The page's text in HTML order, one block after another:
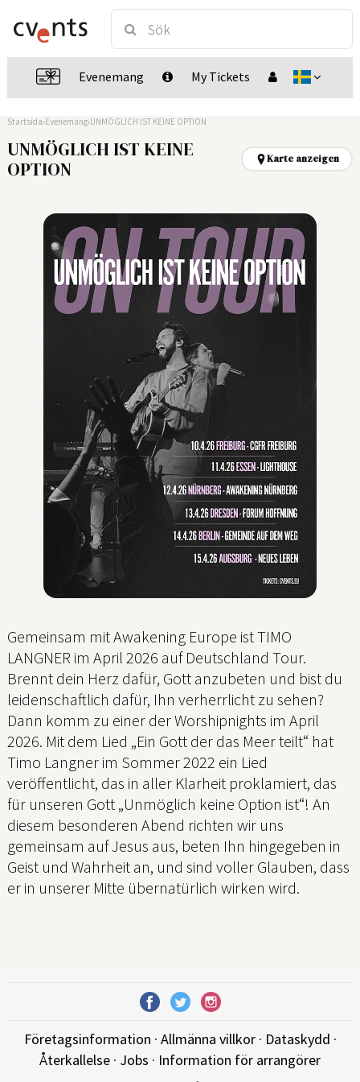
Evenemang My Tickets
Startsida Evenemang UNMÖGLICH IST KEINE OPTION
UNMÖGLICH IST KEINE
OPTION
Karte anzeigen
Gemeinsam mit Awakening Europe ist TIMO
LANGNER im April 2026 auf Deutschland Tour.
Brennt dein Herz dafür, Gott anzubeten und bist du
leidenschaftlich dafür, Ihn verherrlicht zu sehen?
Dann komm zu einer der Worshipnights im April
2026. Mit dem Lied „Ein Gott der das Meer teilt“ hat
Timo Langner im Sommer 2022 ein Lied
veröffentlicht, das in aller Klarheit proklamiert, das
für unseren Gott „Unmöglich keine Option ist“! An
diesem besonderen Abend richten wir uns
gemeinsam auf Jesus aus, beten Ihn hingegeben in
Geist und Wahrheit an, und sind voller Glauben, dass
er in unserer Mitte übernatürlich wirken wird.
Företagsinformation · Allmänna villkor· Dataskydd ·
Återkallelse · Jobs · Information för arrangörer